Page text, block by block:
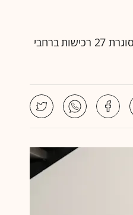
יצרנית תמציות הטעם והריח רוכשת חברה מתחום הבישום מניו ג'רזי • בכך, למעשה תורפז סוגרת 27 רכישות ברחבי